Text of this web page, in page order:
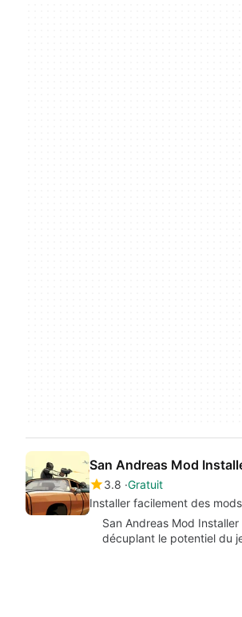
San Andreas Mod
3.8 Gratuit
Installer facilement des
San Andreas Mod
décuplant le potentiel du